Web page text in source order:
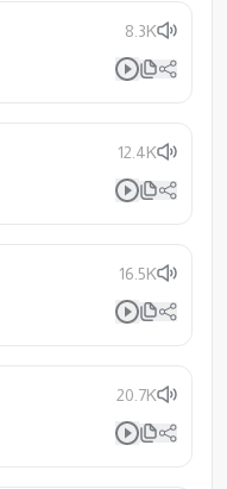
8.3K
12.4K
16.5K
20.7K